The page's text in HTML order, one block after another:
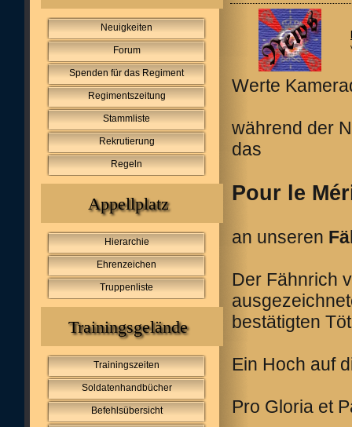
Neuigkeiten
Forum
Spenden für das Regiment
Regimentszeitung
Stammliste
Rekrutierung
Regeln
Appellplatz
Hierarchie
Ehrenzeichen
Truppenliste
Trainingsgelände
Trainingszeiten
Soldatenhandbücher
Befehlsübersicht
Werte
während der
das
Pour le
an unseren
Der Fähnrich
bestätigten
Ein Hoch auf
Pro Gloria et